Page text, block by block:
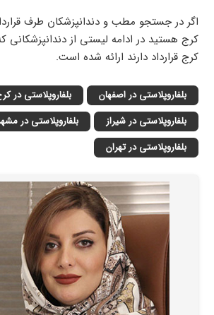
اگر در جستجو مطب و دندانپزشکان طرف
کرج هستید در ادامه لیستی از دندانپزشکانی
کرج قرارداد دارند ارائه شده است.
بلفاروپلاستی در اصفهان
بلفاروپلاستی در
بلفاروپلاستی در شیراز
بلفاروپلاستی در
بلفاروپلاستی در تهران